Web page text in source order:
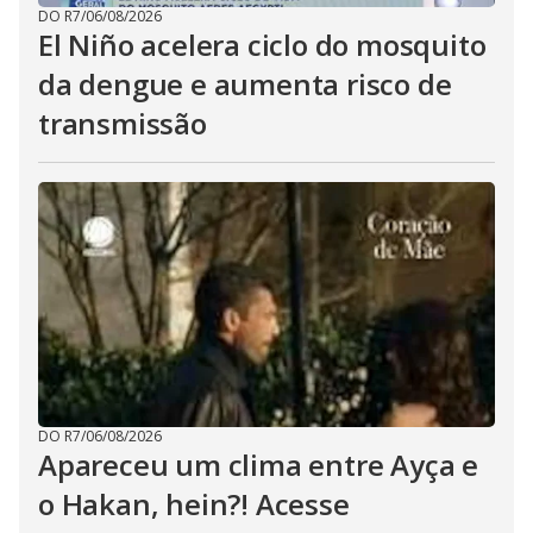
DO R7/06/08/2026
El Niño acelera ciclo do mosquito
da dengue e aumenta risco de
transmissão
DO R7/06/08/2026
Apareceu um clima entre Ayça e
o Hakan, hein?! Acesse